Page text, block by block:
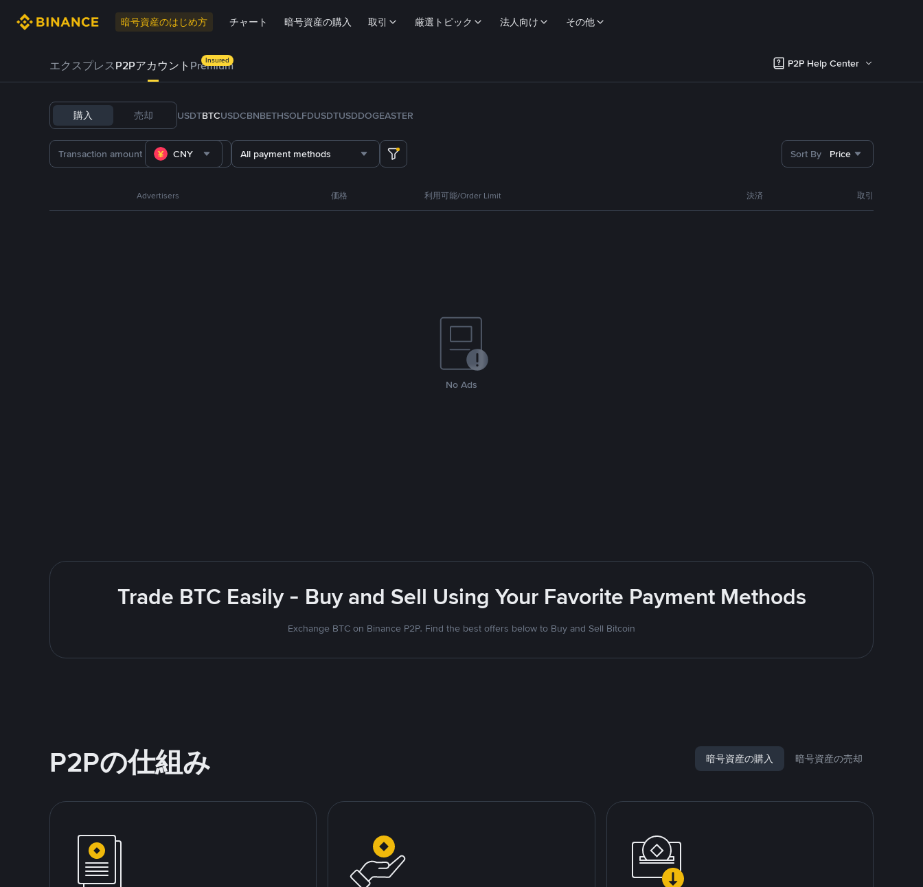
暗号資産のはじめ方 チャート 暗号資産の購入 取引 厳選トピック 法人向け その他
エクスプレスP2Pアカウント Premium
Insured P2P Help Center
購入 売却 USDTBTCUSDCBNBETHSOLFDUSDTUSDDOGEASTER
CNY All payment methods Sort By Price
Advertisers 価格 利用可能/Order Limit 決済 取引
No Ads
Trade BTC Easily - Buy and Sell Using Your Favorite Payment Methods
Exchange BTC on Binance P2P. Find the best offers below to Buy and Sell Bitcoin
P2Pの仕組み 暗号資産の購入 暗号資産の売却